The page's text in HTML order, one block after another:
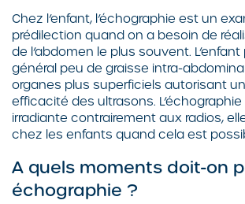
Chez l’enfant, l’échographie est un
prédilection quand on a besoin de
de l’abdomen le plus souvent.
général peu de graisse intra-
organes plus superficiels autorisant
efficacité des ultrasons.
irradiante contrairement aux radios,
chez les enfants quand cela est
A quels moments doit-on
échographie ?